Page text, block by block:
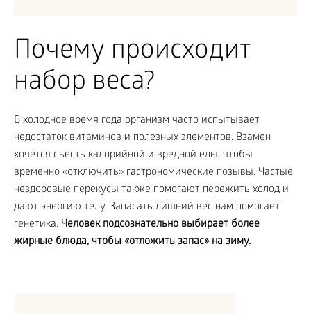
Почему происходит
набор веса?
В холодное время года организм часто испытывает
недостаток витаминов и полезных элементов. Взамен
хочется съесть калорийной и вредной еды, чтобы
временно «отключить» гастрономические позывы. Частые
нездоровые перекусы также помогают пережить холод и
дают энергию телу. Запасать лишний вес нам помогает
генетика. Человек подсознательно выбирает более
жирные блюда, чтобы «отложить запас» на зиму.